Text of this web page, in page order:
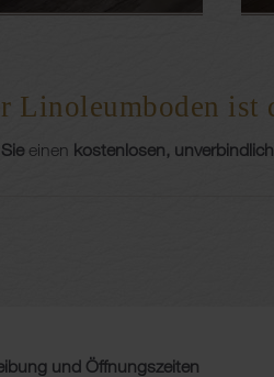
Linoleumboden ist
einen kostenlosen,
und Öffnungszeiten